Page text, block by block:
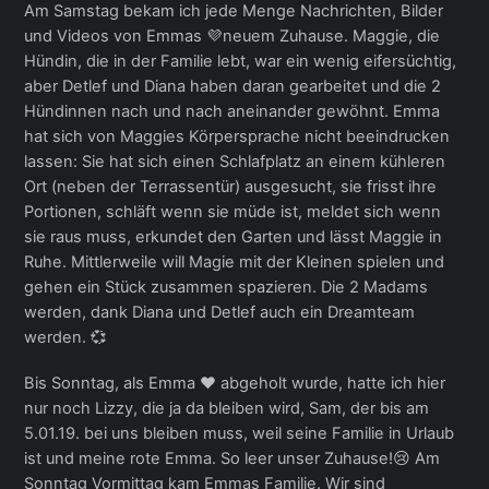
Am Samstag bekam ich jede Menge Nachrichten, Bilder
und Videos von Emmas 💜neuem Zuhause. Maggie, die
Hündin, die in der Familie lebt, war ein wenig eifersüchtig,
aber Detlef und Diana haben daran gearbeitet und die 2
Hündinnen nach und nach aneinander gewöhnt. Emma
hat sich von Maggies Körpersprache nicht beeindrucken
lassen: Sie hat sich einen Schlafplatz an einem kühleren
Ort (neben der Terrassentür) ausgesucht, sie frisst ihre
Portionen, schläft wenn sie müde ist, meldet sich wenn
sie raus muss, erkundet den Garten und lässt Maggie in
Ruhe. Mittlerweile will Magie mit der Kleinen spielen und
gehen ein Stück zusammen spazieren. Die 2 Madams
werden, dank Diana und Detlef auch ein Dreamteam
werden. 💞
Bis Sonntag, als Emma ❤ abgeholt wurde, hatte ich hier
nur noch Lizzy, die ja da bleiben wird, Sam, der bis am
5.01.19. bei uns bleiben muss, weil seine Familie in Urlaub
ist und meine rote Emma. So leer unser Zuhause!😢 Am
Sonntag Vormittag kam Emmas Familie. Wir sind